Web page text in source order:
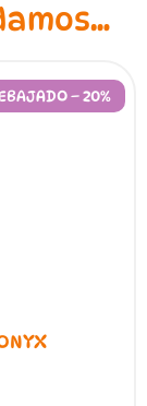
– 20%